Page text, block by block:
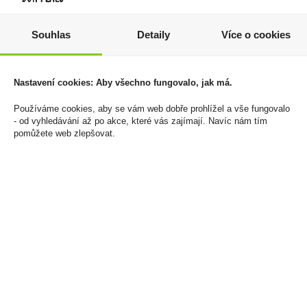
0,7l 41,3% (karton)
1 149 Kč
Cena za:1 ks
Ploom Marine U
Cena za:balení (10 ks)
Souhlas Detaily Více o cookies
Nastavení cookies: Aby všechno fungovalo, jak má.
Používáme cookies, aby se vám web dobře prohlížel a vše fungovalo
- od vyhledávání až po akce, které vás zajímají. Navíc nám tím
pomůžete web zlepšovat.